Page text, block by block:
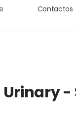
Contactos
Urinary